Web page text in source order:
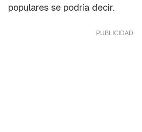
populares se podría decir.